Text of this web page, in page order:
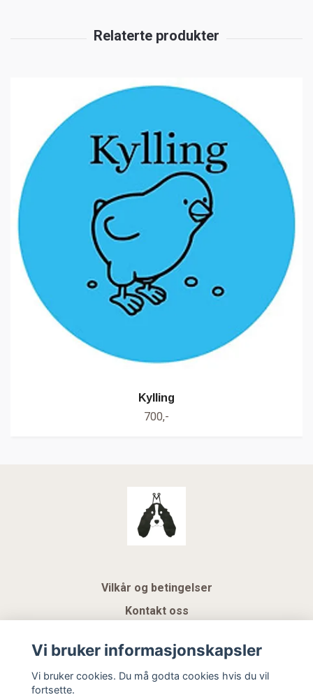
Kylling
700,-
Vilkår og betingelser
Kontakt oss
Gavekort
Vi bruker informasjonskapsler
Vi bruker cookies. Du må godta cookies hvis du vil
fortsette.